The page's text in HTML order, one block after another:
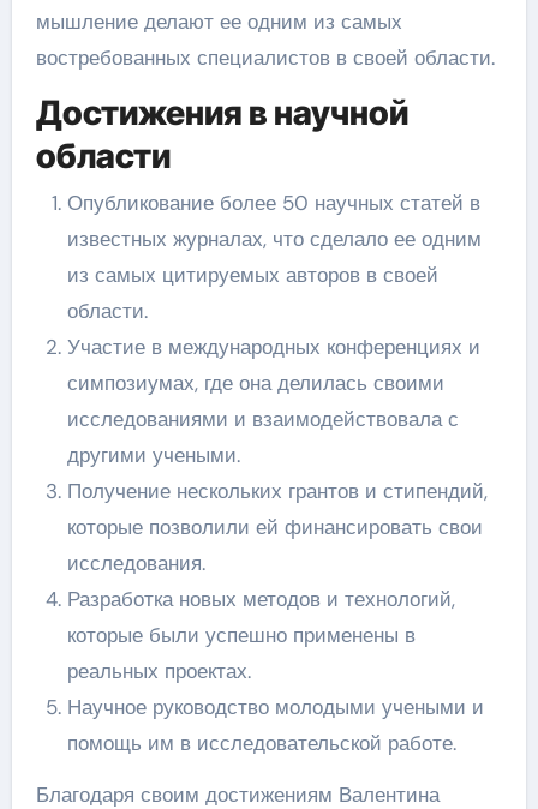
мышление делают ее одним из самых
востребованных специалистов в своей области.
Достижения в научной
области
Опубликование более 50 научных статей в
известных журналах, что сделало ее одним
из самых цитируемых авторов в своей
области.
Участие в международных конференциях и
симпозиумах, где она делилась своими
исследованиями и взаимодействовала с
другими учеными.
Получение нескольких грантов и стипендий,
которые позволили ей финансировать свои
исследования.
Разработка новых методов и технологий,
которые были успешно применены в
реальных проектах.
Научное руководство молодыми учеными и
помощь им в исследовательской работе.
Благодаря своим достижениям Валентина